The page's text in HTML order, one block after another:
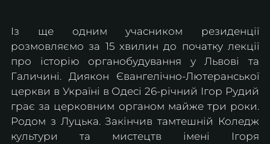
Із ще одним учасником резиденції
розмовляємо за 15 хвилин до початку лекції
про історію органобудування у Львові та
Галичині. Диякон Євангелічно-Лютеранської
церкви в Україні в Одесі 26-річний Ігор Рудий
грає за церковним органом майже три роки.
Родом з Луцька. Закінчив тамтешній Коледж
культури та мистецтв імені Ігоря